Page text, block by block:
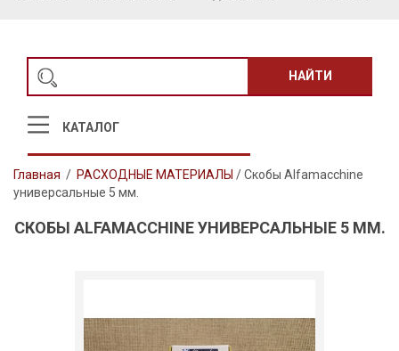
НАЙТИ
КАТАЛОГ
Главная / РАСХОДНЫЕ МАТЕРИАЛЫ /Скобы Alfamacchine
универсальные 5 мм.
СКОБЫ ALFAMACCHINE УНИВЕРСАЛЬНЫЕ 5 ММ.